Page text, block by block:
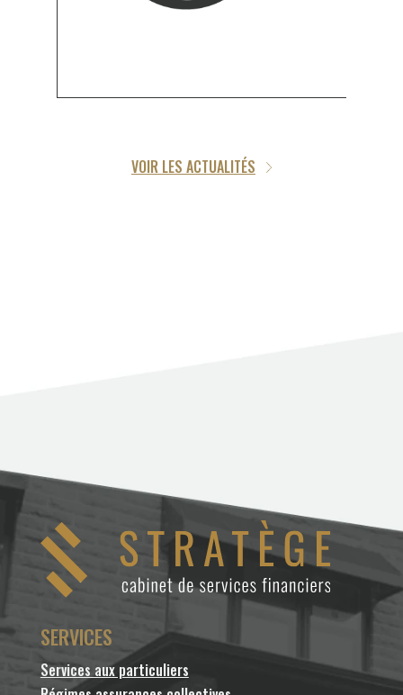
VOIR LES ACTUALITÉS
SERVICES
Services aux particuliers